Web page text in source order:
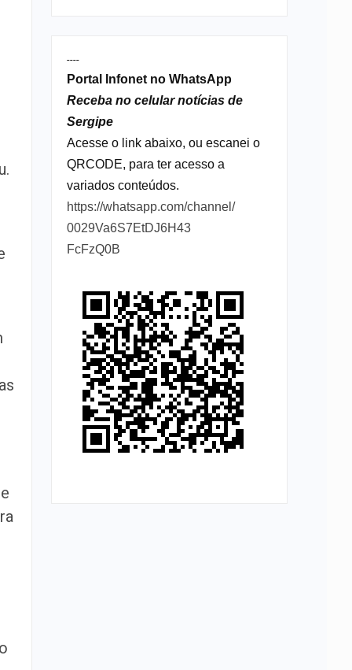
----
Portal Infonet no WhatsApp
Receba no celular notícias de
Sergipe
Acesse o link abaixo, ou escanei o
QRCODE, para ter acesso a
variados conteúdos.
https://whatsapp.com/channel/
0029Va6S7EtDJ6H43
FcFzQ0B